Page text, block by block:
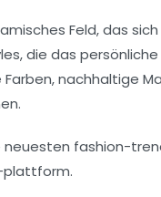
Feld, das
die das
Farben, nachhaltige